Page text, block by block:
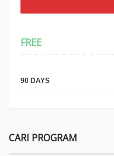
FREE
90 DAYS
CARI PROGRAM